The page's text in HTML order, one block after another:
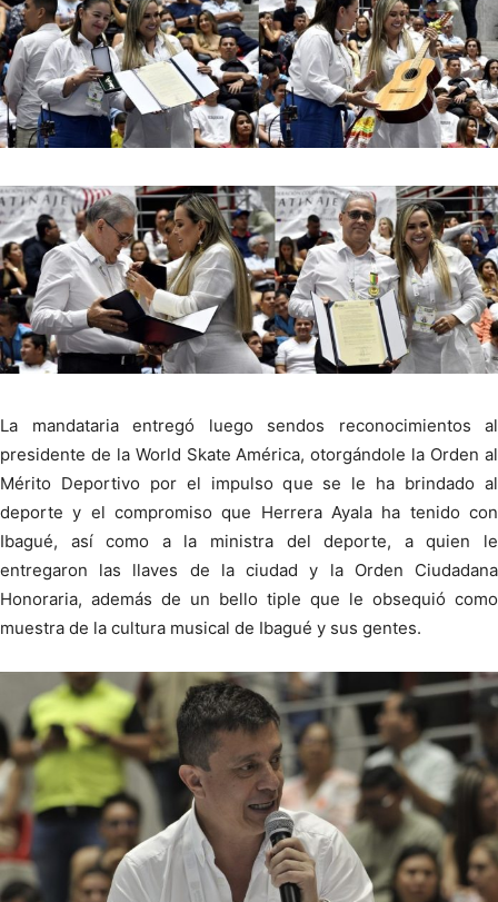
La mandataria entregó luego sendos reconocimientos al
presidente de la World Skate América, otorgándole la Orden al
Mérito Deportivo por el impulso que se le ha brindado al
deporte y el compromiso que Herrera Ayala ha tenido con
Ibagué, así como a la ministra del deporte, a quien le
entregaron las llaves de la ciudad y la Orden Ciudadana
Honoraria, además de un bello tiple que le obsequió como
muestra de la cultura musical de Ibagué y sus gentes.